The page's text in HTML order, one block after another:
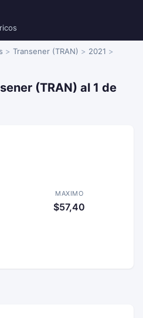
Transener (TRAN)
2021
(TRAN) al 1 de
MAXIMO
$57,40